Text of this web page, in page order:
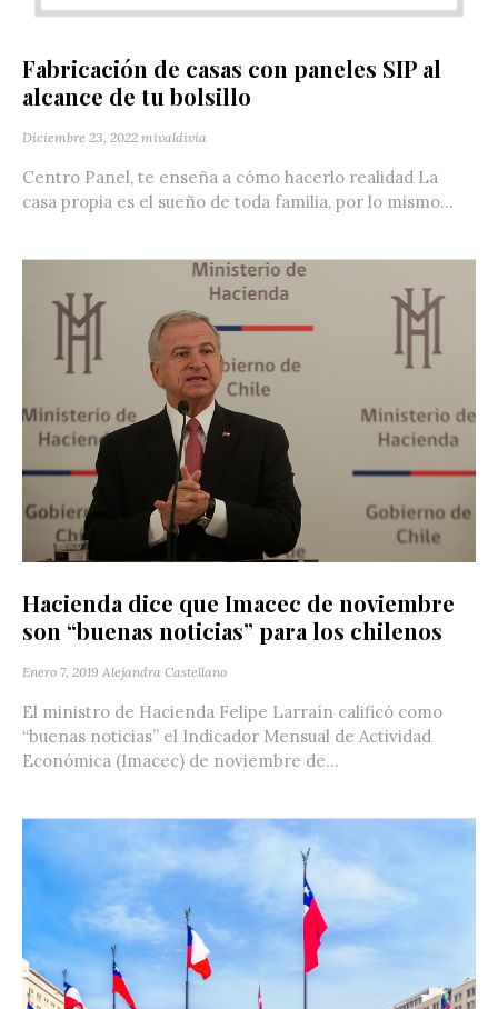
Fabricación de casas con paneles SIP al
alcance de tu bolsillo
Diciembre 23, 2022 mivaldivia
Centro Panel, te enseña a cómo hacerlo realidad La
casa propia es el sueño de toda familia, por lo mismo...
Hacienda dice que Imacec de noviembre
son “buenas noticias” para los chilenos
Enero 7, 2019 Alejandra Castellano
El ministro de Hacienda Felipe Larraín calificó como
“buenas noticias” el Indicador Mensual de Actividad
Económica (Imacec) de noviembre de...